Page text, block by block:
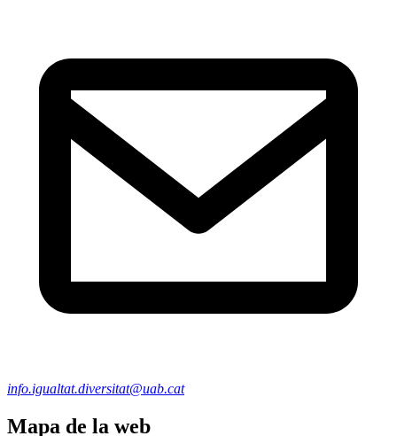
info.igualtat.diversitat@uab.cat
Mapa de la web